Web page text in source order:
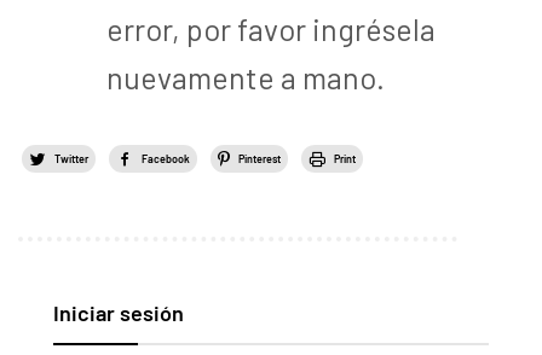
error, por favor ingrésela
nuevamente a mano.
Twitter Facebook Pinterest Print
Iniciar sesión